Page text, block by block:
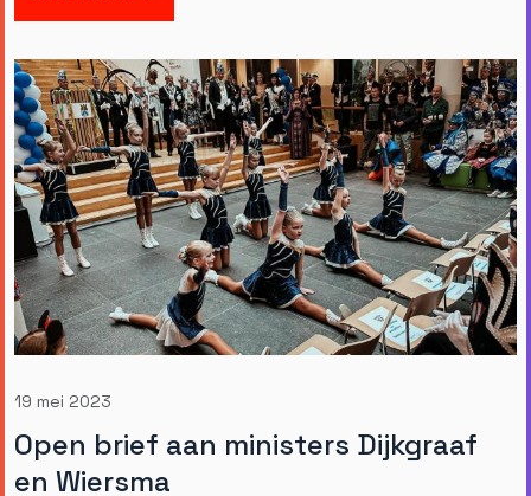
19 mei 2023
Open brief aan ministers Dijkgraaf
en Wiersma